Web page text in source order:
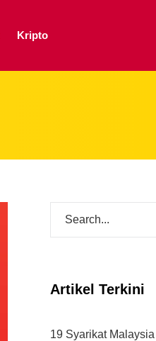
Kripto
Artikel Terkini
19 Syarikat